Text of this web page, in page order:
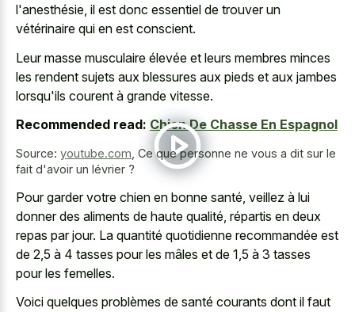
l'anesthésie, il est donc essentiel de trouver un
vétérinaire qui en est conscient.
Leur masse musculaire élevée et leurs membres minces
les rendent sujets aux blessures aux pieds et aux jambes
lorsqu'ils courent à grande vitesse.
Recommended read: Chien De Chasse En Espagnol
Source: youtube.com, Ce que personne ne vous a dit sur le
fait d'avoir un lévrier ?
Pour garder votre chien en bonne santé, veillez à lui
donner des aliments de haute qualité, répartis en deux
repas par jour. La quantité quotidienne recommandée est
de 2,5 à 4 tasses pour les mâles et de 1,5 à 3 tasses
pour les femelles.
Voici quelques problèmes de santé courants dont il faut